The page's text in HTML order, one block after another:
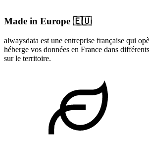
Made in Europe 🇪🇺
alwaysdata est une entreprise française qui
héberge vos données en France dans
sur le territoire.